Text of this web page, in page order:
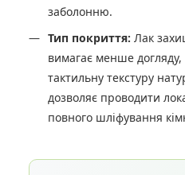
заболонню.
Тип покриття: Лак
вимагає менше
тактильну текстуру
дозволяє проводити
повного шліфування